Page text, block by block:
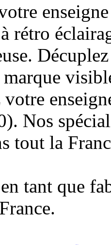
rétro
Nos
tout la
tant que